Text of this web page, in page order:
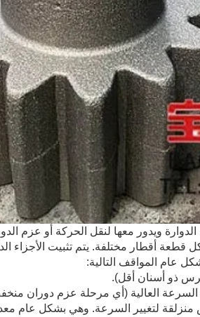
ويدور معها لنقل الحركة أو عزم
أقطار مختلفة. يتم تثبيت الأجزاء
عام المواقف التالية:
لتغيير السرعة. وهي بشكل عام